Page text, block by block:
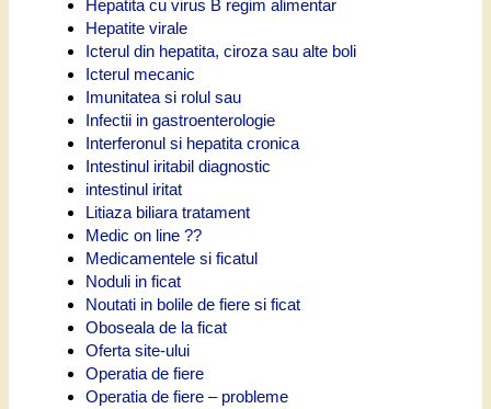
Hepatita cu virus B regim alimentar
Hepatite virale
Icterul din hepatita, ciroza sau alte boli
Icterul mecanic
Imunitatea si rolul sau
Infectii in gastroenterologie
Interferonul si hepatita cronica
Intestinul iritabil diagnostic
intestinul iritat
Litiaza biliara tratament
Medic on line ??
Medicamentele si ficatul
Noduli in ficat
Noutati in bolile de fiere si ficat
Oboseala de la ficat
Oferta site-ului
Operatia de fiere
Operatia de fiere – probleme